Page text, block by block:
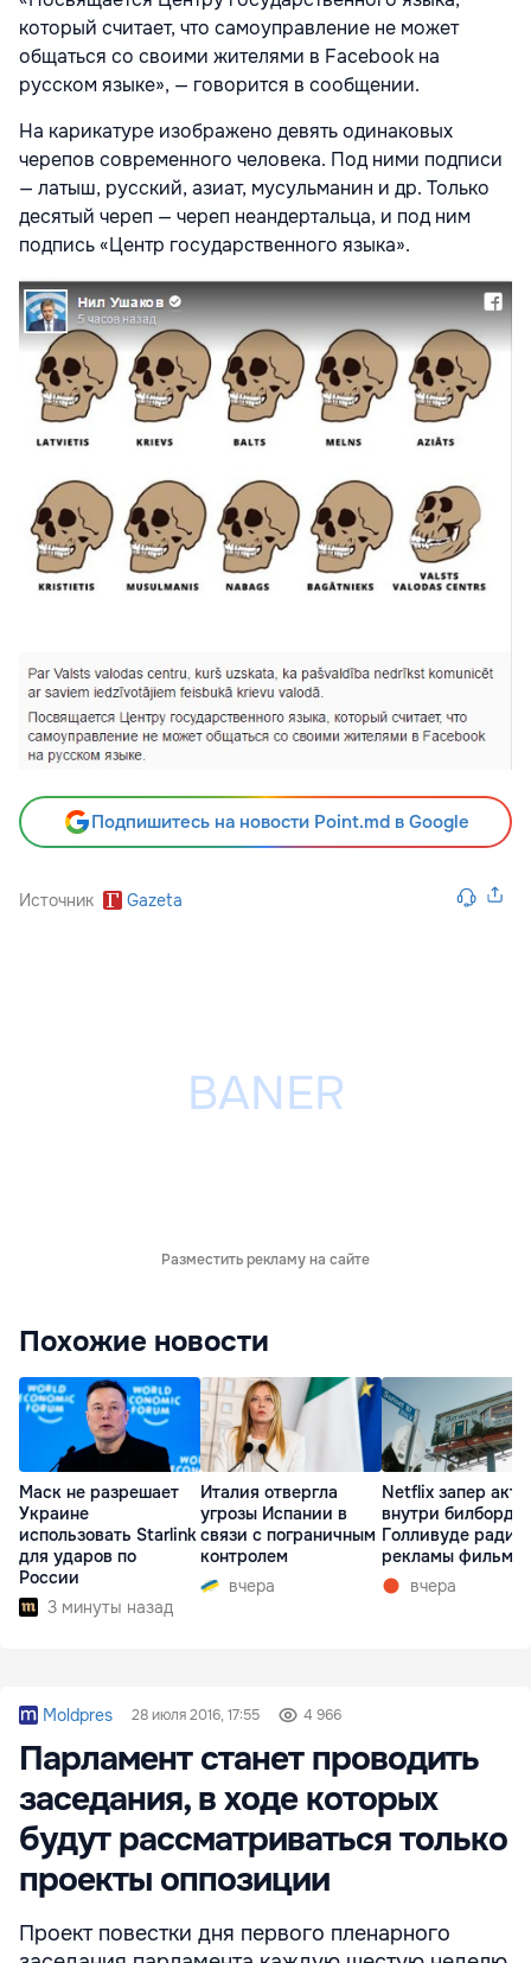
который считает, что самоуправление не может
общаться со своими жителями в Facebook на
русском языке», — говорится в сообщении.
На карикатуре изображено девять одинаковых
черепов современного человека. Под ними подписи
— латыш, русский, азиат, мусульманин и др. Только
десятый череп — череп неандертальца, и под ним
подпись «Центр государственного языка».
Подпишитесь на новости Point.md в Google
Источник Gazeta
Разместить рекламу на сайте
Похожие новости
Маск не разрешает
Украине
использовать Starlink
для ударов по
России
3 минуты назад
Италия отвергла
угрозы Испании в
связи с пограничным
контролем
вчера
Netflix запер
внутри билборда
Голливуде ради
рекламы фильма
вчера
Moldpres 28 июля 2016, 17:55 4 966
Парламент станет проводить
заседания, в ходе которых
будут рассматриваться только
проекты оппозиции
Проект повестки дня первого пленарного